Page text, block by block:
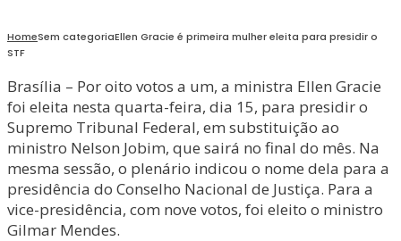
HomeSem categoriaEllen Gracie é primeira mulher eleita para presidir o
STF
Brasília – Por oito votos a um, a ministra Ellen Gracie
foi eleita nesta quarta-feira, dia 15, para presidir o
Supremo Tribunal Federal, em substituição ao
ministro Nelson Jobim, que sairá no final do mês. Na
mesma sessão, o plenário indicou o nome dela para a
presidência do Conselho Nacional de Justiça. Para a
vice-presidência, com nove votos, foi eleito o ministro
Gilmar Mendes.